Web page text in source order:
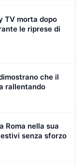
TV morta dopo
le riprese di
che il
rallentando
Roma nella sua
senza sforzo